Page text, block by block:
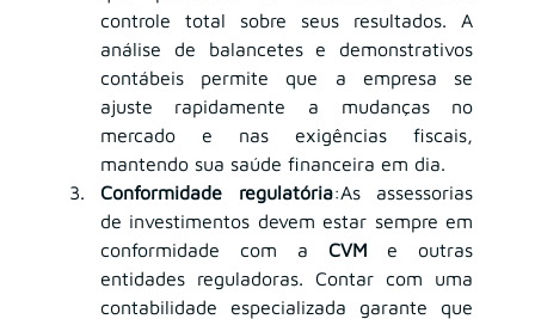
controle total sobre seus resultados. A
análise de balancetes e demonstrativos
contábeis permite que a empresa se
ajuste rapidamente a mudanças no
mercado e nas exigências fiscais,
mantendo sua saúde financeira em dia.
Conformidade regulatória:As assessorias
de investimentos devem estar sempre em
conformidade com a CVM e outras
entidades reguladoras. Contar com uma
contabilidade especializada garante que